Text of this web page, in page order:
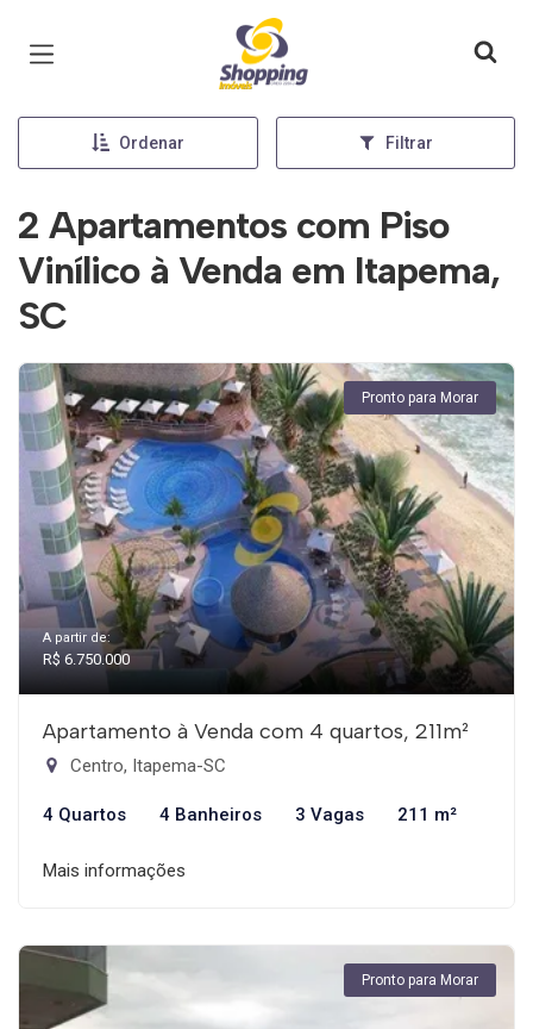
Página inicial
Ordenar Filtrar
2 Apartamentos com Piso
Vinílico à Venda em Itapema,
SC
Pronto para Morar
A partir de:
R$ 6.750.000
Apartamento à Venda com 4 quartos, 211m²
Centro, Itapema-SC
4 Quartos 4 Banheiros 3 Vagas 211 m²
Mais informações
Pronto para Morar